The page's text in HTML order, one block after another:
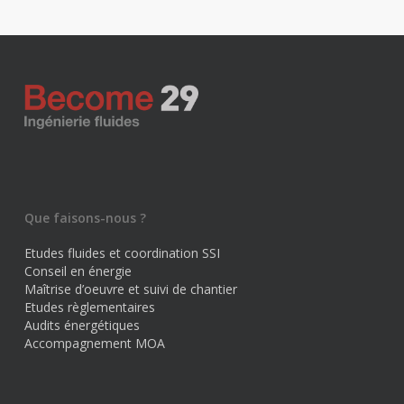
Que faisons-nous ?
Etudes fluides et coordination SSI
Conseil en énergie
Maîtrise d’oeuvre et suivi de chantier
Etudes règlementaires
Audits énergétiques
Accompagnement MOA